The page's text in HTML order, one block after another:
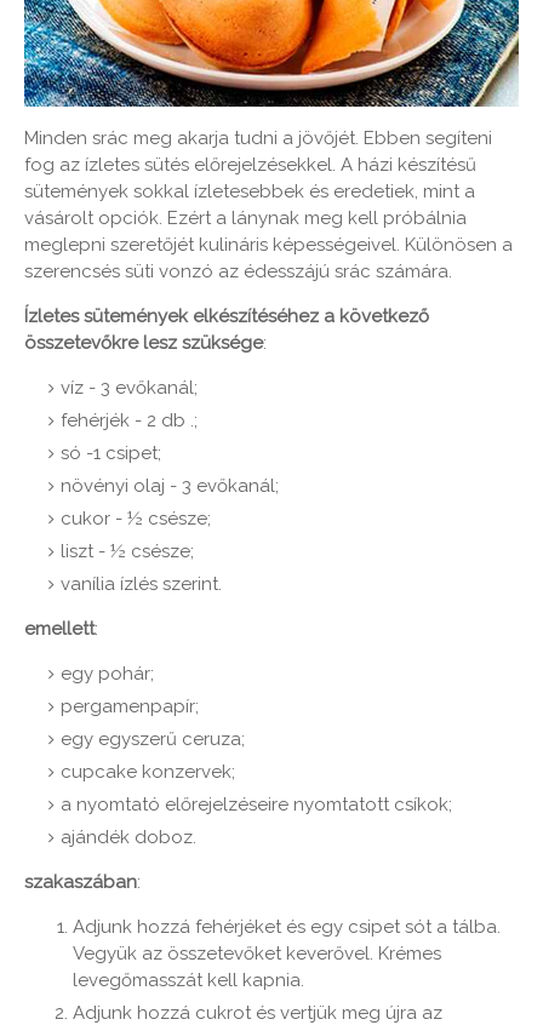
Minden srác meg akarja tudni a jövőjét. Ebben segíteni
fog az ízletes sütés előrejelzésekkel. A házi készítésű
sütemények sokkal ízletesebbek és eredetiek, mint a
vásárolt opciók. Ezért a lánynak meg kell próbálnia
meglepni szeretőjét kulináris képességeivel. Különösen a
szerencsés süti vonzó az édesszájú srác számára.
Ízletes sütemények elkészítéséhez a következő
összetevőkre lesz szüksége:
víz - 3 evőkanál;
fehérjék - 2 db .;
só -1 csipet;
növényi olaj - 3 evőkanál;
cukor - ½ csésze;
liszt - ½ csésze;
vanília ízlés szerint.
emellett:
egy pohár;
pergamenpapír;
egy egyszerű ceruza;
cupcake konzervek;
a nyomtató előrejelzéseire nyomtatott csíkok;
ajándék doboz.
szakaszában:
Adjunk hozzá fehérjéket és egy csipet sót a tálba.
Vegyük az összetevőket keverővel. Krémes
levegőmasszát kell kapnia.
Adjunk hozzá cukrot és vertjük meg újra az